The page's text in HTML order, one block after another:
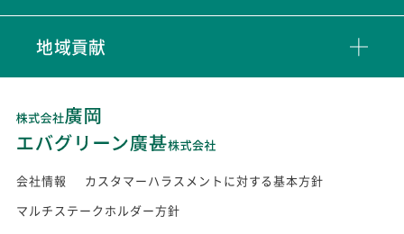
地域貢献
会社情報
カスタマーハラスメントに対する基本方針
マルチステークホルダー方針